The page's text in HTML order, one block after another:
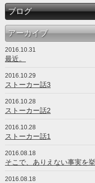
ブログ
アーカイブ
2016.10.31
最近。
2016.10.29
ストーカー話3
2016.10.28
ストーカー話2
2016.10.28
ストーカー話1
2016.08.18
そこで、ありえない事実を
2016.08.18